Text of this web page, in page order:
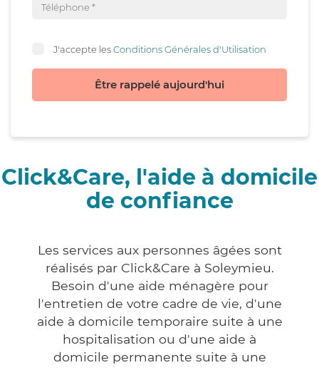
J'accepte lesConditions Générales d'Utilisation
Être rappelé aujourd'hui
Click&Care, l'aide à domicile
de confiance
Les services aux personnes âgées sont
réalisés par Click&Care à Soleymieu.
Besoin d'une aide ménagère pour
l'entretien de votre cadre de vie, d'une
aide à domicile temporaire suite à une
hospitalisation ou d'une aide à
domicile permanente suite à une